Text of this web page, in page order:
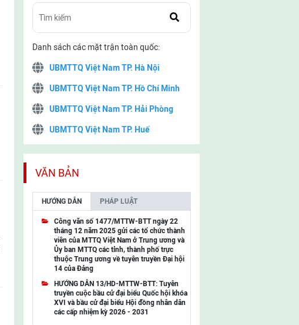
Danh sách các mặt trận toàn quốc:
UBMTTQ Việt Nam TP. Hà Nội
UBMTTQ Việt Nam TP. Hồ Chí Minh
UBMTTQ Việt Nam TP. Hải Phòng
UBMTTQ Việt Nam TP. Huế
UBMTTQ Việt Nam TP. Cần Thơ
UBMTTQ Việt Nam tỉnh Quảng Ninh
UBMTTQ Việt Nam tỉnh Cao Bằng
UBMTTQ Việt Nam tỉnh Lạng Sơn
UBMTTQ Việt Nam tỉnh Lai Châu
UBMTTQ Việt Nam tỉnh Điện Biên
UBMTTQ Việt Nam tỉnh Sơn La
UBMTTQ Việt Nam tỉnh Thanh Hóa
VĂN BẢN
HƯỚNG DẪN PHÁP LUẬT
Công văn số 1477/MTTW-BTT ngày 22
tháng 12 năm 2025 gửi các tổ chức thành
viên của MTTQ Việt Nam ở Trung ương và
Ủy ban MTTQ các tỉnh, thành phố trực
thuộc Trung ương về tuyên truyền Đại hội
14 của Đảng
HƯỚNG DẪN 13/HD-MTTW-BTT: Tuyên
truyền cuộc bầu cử đại biểu Quốc hội khóa
XVI và bầu cử đại biểu Hội đồng nhân dân
các cấp nhiệm kỳ 2026 - 2031